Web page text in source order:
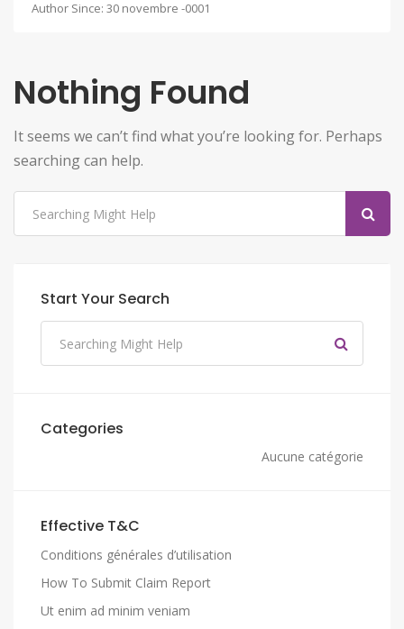
Author Since: 30 novembre -0001
Nothing Found
It seems we can’t find what you’re looking for. Perhaps
searching can help.
Start Your Search
Categories
Aucune catégorie
Effective T&C
Conditions générales d’utilisation
How To Submit Claim Report
Ut enim ad minim veniam